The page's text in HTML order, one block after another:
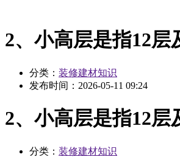
2、小高层是指12层
分类： 装修建材知识
发布时间： 2026-05-11 09:24
2、小高层是指12层
分类： 装修建材知识